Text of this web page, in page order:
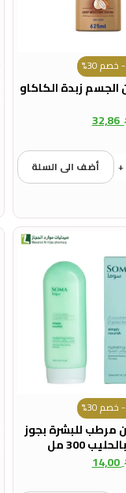
30%
الجسم زبدة الكاكاو
32,86
+ أضف الى السلة
30%
مرطب للبشرة بجوز
300 مل
14,00